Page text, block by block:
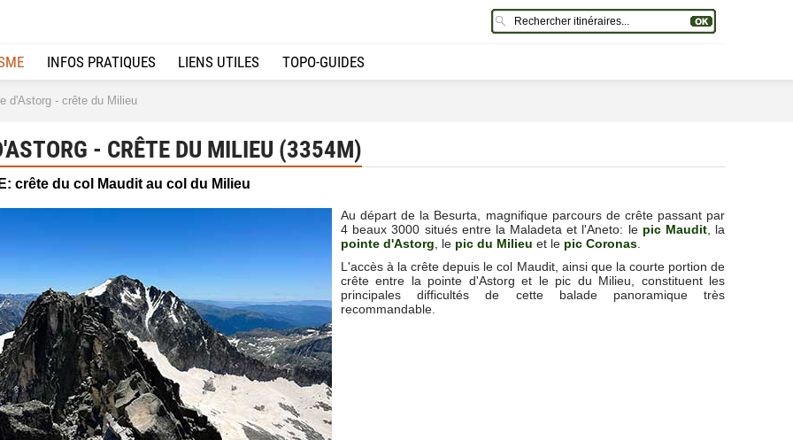
INFOS PRATIQUES LIENS UTILES TOPO-GUIDES
d'Astorg - crête du Milieu
- CRÊTE DU MILIEU (3354M)
crête du col Maudit au col du Milieu
Au départ de la Besurta, magnifique parcours de crête passant par
4 beaux 3000 situés entre la Maladeta et l'Aneto: le pic Maudit, la
pointe d'Astorg , le pic du Milieu et le pic Coronas
L'accès à la crête depuis le col Maudit, ainsi que la courte portion de
crête entre la pointe d'Astorg et le pic du Milieu, constituent les
principales difficultés de cette balade panoramique très
recommandable.